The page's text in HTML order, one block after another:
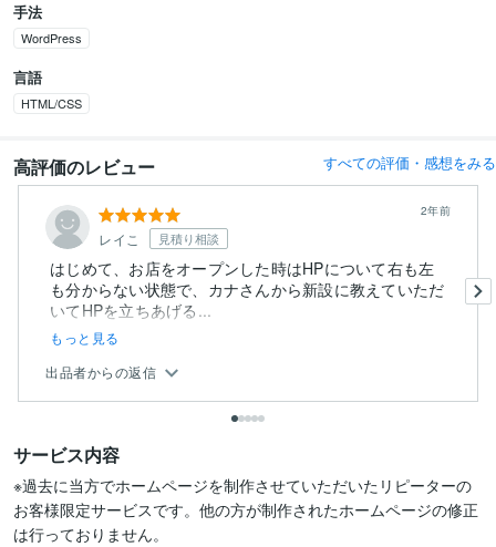
手法
WordPress
言語
HTML/CSS
高評価のレビュー すべての評価・感想をみる
レイこ 見積り相談
2年前
はじめて、お店をオープンした時はHPについて右も左
も分からない状態で、カナさんから新設に教えていただ
いてHPを立ちあげる...
もっと見る
出品者からの返信
サービス内容
※過去に当方でホームページを制作させていただいたリピーターの
お客様限定サービスです。他の方が制作されたホームページの修正
は行っておりません。